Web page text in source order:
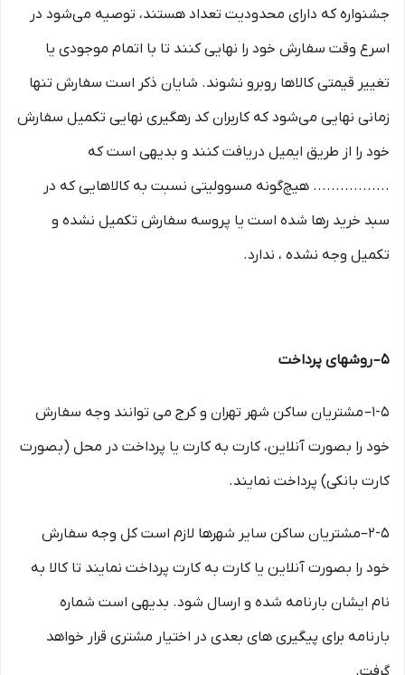
جشنواره که دارای محدودیت تعداد هستند، توصیه می‌شود در
اسرع وقت سفارش خود را نهایی کنند تا با اتمام موجودی یا
تغییر قیمتی کالاها روبرو نشوند. شایان ذکر است سفارش تنها
زمانی نهایی می‌شود که کاربران کد رهگیری نهایی تکمیل سفارش
خود را از طریق ایمیل دریافت کنند و بدیهی است که
................. هیچ‌گونه مسوولیتی نسبت به کالاهایی که در
سبد خرید رها شده است یا پروسه سفارش تکمیل نشده و
تکمیل وجه نشده ، ندارد.
۵– روشهای پرداخت
۱-۵– مشتریان ساکن شهر تهران و کرج می توانند وجه سفارش
خود را بصورت آنلاین، کارت به کارت یا پرداخت در محل (بصورت
کارت بانکی) پرداخت نمایند.
۲-۵–مشتریان ساکن سایر شهرها لازم است کل وجه سفارش
خود را بصورت آنلاین یا کارت به کارت پرداخت نمایند تا کالا به
نام ایشان بارنامه شده و ارسال شود. بدیهی است شماره
بارنامه برای پیگیری های بعدی در اختیار مشتری قرار خواهد
گرفت.